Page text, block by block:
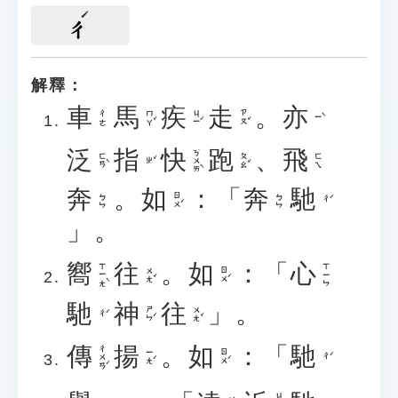
ㄔ
解釋：
車 ㄔㄜ 馬 ㄇㄚˇ 疾 ㄐㄧˊ 走 ㄗㄡˇ 。 亦 ㄧˋ
泛 ㄈㄢˋ 指 ㄓˇ 快 ㄎㄨㄞˋ 跑 ㄆㄠˇ 、 飛 ㄈㄟ
奔 ㄅㄣ 。 如 ㄖㄨˊ ：「 奔 ㄅㄣ 馳 ㄔˊ
」。
嚮 ㄒㄧㄤˋ 往 ㄨㄤˇ 。 如 ㄖㄨˊ ：「心 ㄒㄧㄣ
馳 ㄔˊ 神 ㄕㄣˊ 往 ㄨㄤˇ
」。
傳 ㄔㄨㄢˊ 揚 ㄧㄤˊ 。 如 ㄖㄨˊ ：「馳 ㄔˊ